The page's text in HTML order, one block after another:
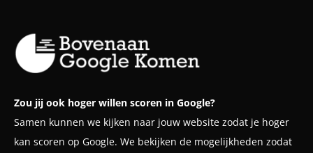
Zou jij ook hoger willen scoren in Google?
Samen kunnen we kijken naar jouw website zodat je hoger
kan scoren op Google. We bekijken de mogelijkheden zodat